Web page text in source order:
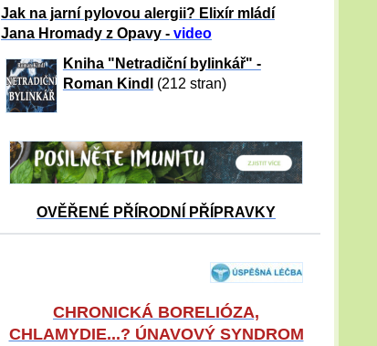
Jak na jarní pylovou alergii? Elixír mládí
Jana Hromady z Opavy - video
Kniha "Netradiční bylinkář" -
Roman Kindl
(212 stran)
OVĚŘENÉ PŘÍRODNÍ PŘÍPRAVKY
CHRONICKÁ BORELIÓZA,
CHLAMYDIE...? ÚNAVOVÝ SYNDROM